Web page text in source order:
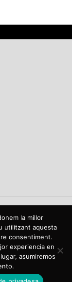
/ Todos los derechos
de contingut sobre la
és propietat de la
de contenido sobre
deNHLmania.com es
la millor
utilitzant aquesta
consentiment.
experiencia en
asumiremos